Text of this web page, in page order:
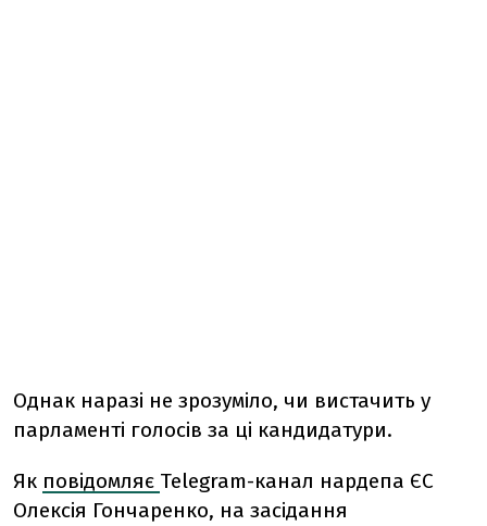
Однак наразі не зрозуміло, чи вистачить у
парламенті голосів за ці кандидатури.
Як повідомляє Telegram-канал нардепа ЄС
Олексія Гончаренко, на засідання